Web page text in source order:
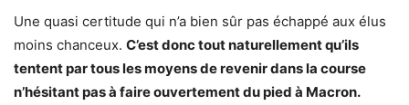
Une quasi certitude qui n’a bien sûr pas échappé aux élus
moins chanceux. C’est donc tout naturellement qu’ils
tentent par tous les moyens de revenir dans la course
n’hésitant pas à faire ouvertement du pied à Macron.